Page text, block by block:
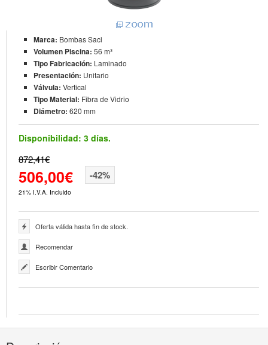
Marca: Bombas Saci
Volumen Piscina: 56 m³
Tipo Fabricación: Laminado
Presentación: Unitario
Válvula: Vertical
Tipo Material: Fibra de Vidrio
Diámetro: 620 mm
Disponibilidad: 3 días.
872,41€
506,00€ -42%
21% I.V.A. Incluido
Oferta válida hasta fin de stock.
Recomendar
Escribir Comentario